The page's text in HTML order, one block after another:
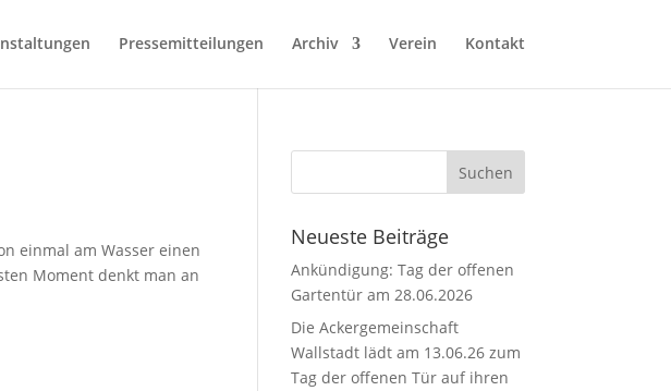
Pressemitteilungen Archiv Verein Kontakt
einmal am Wasser einen
Moment denkt man an
Neueste Beiträge
Ankündigung: Tag der offenen
Gartentür am 28.06.2026
Die Ackergemeinschaft
Wallstadt lädt am 13.06.26 zum
Tag der offenen Tür auf ihren